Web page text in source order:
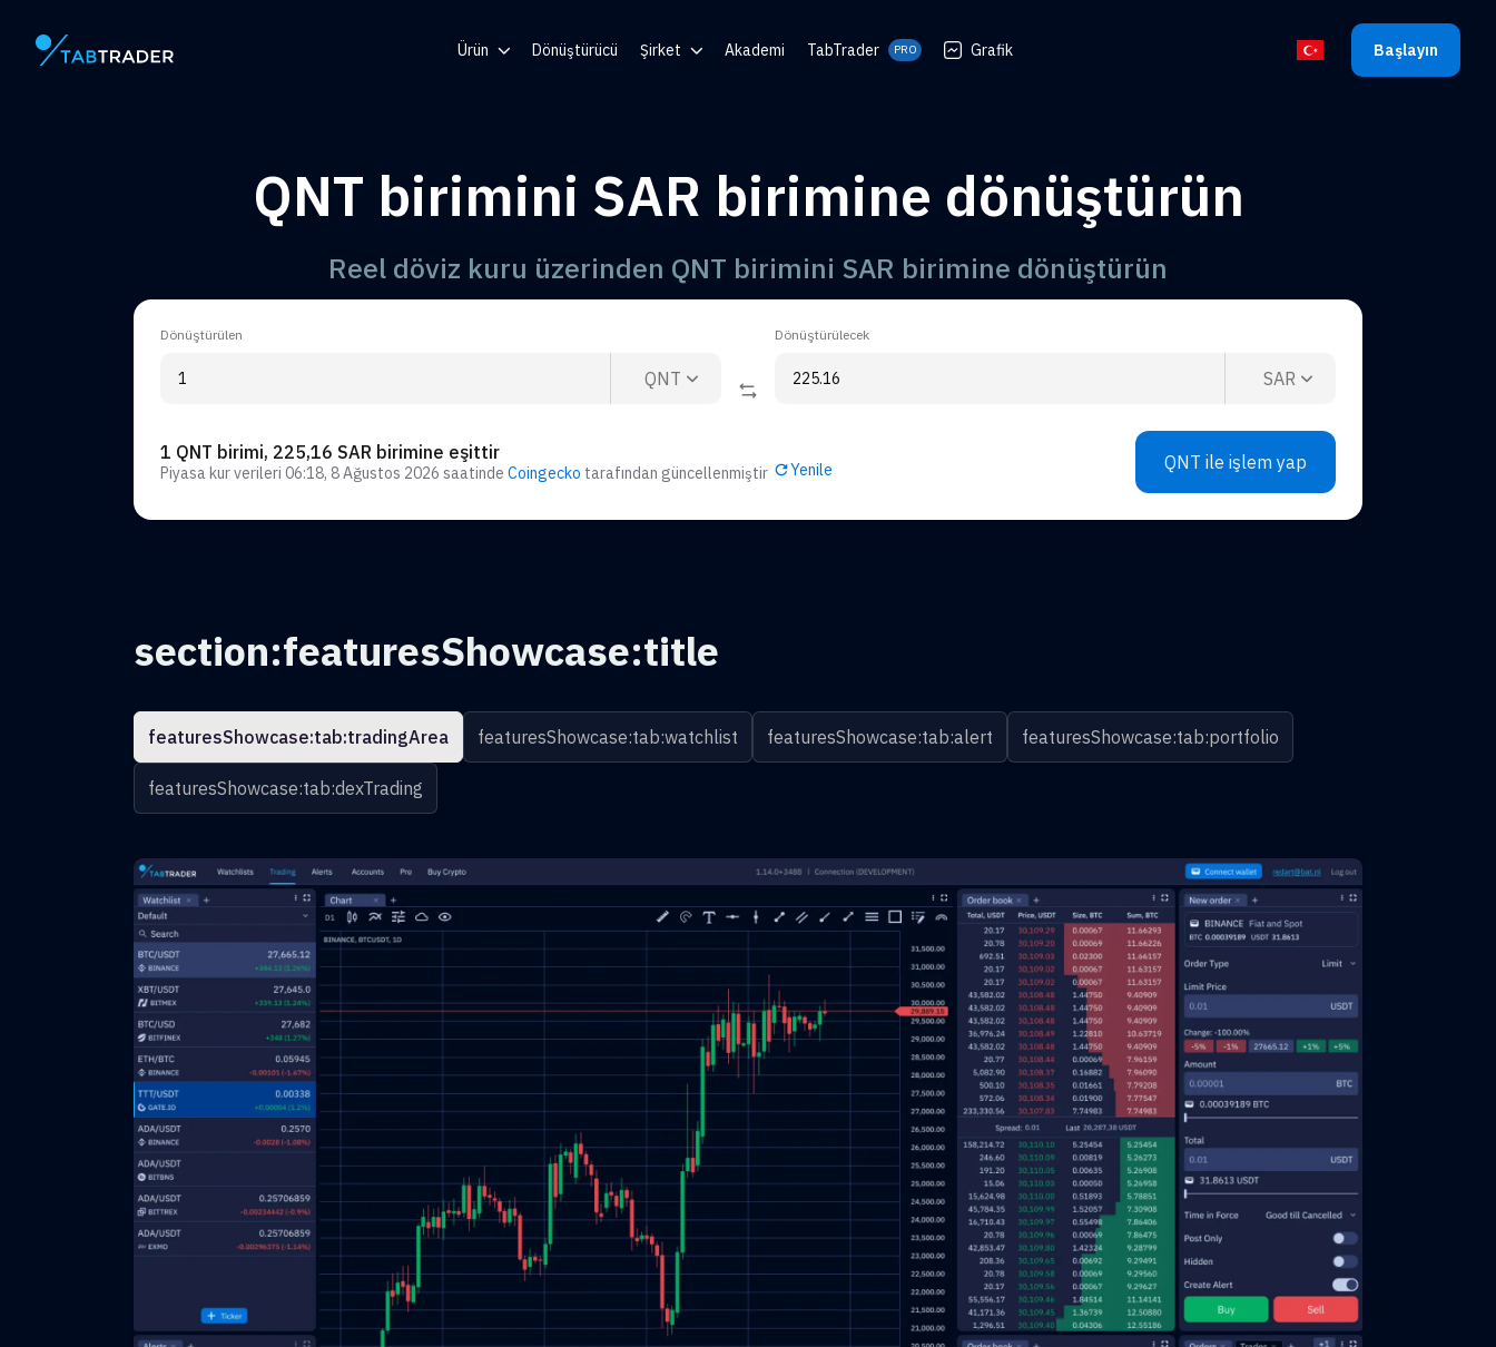
Ana Sayfa Ürün
QR Oluşturucu
Dönüştürücü Şirket Akademi TabTrader PRO Grafik Dili seçin Başlayın
QNT birimini SAR birimine dönüştürün
Reel döviz kuru üzerinden QNT birimini SAR birimine dönüştürün
Dönüştürülen
QNT
Dönüştürülecek
SAR
1 QNT birimi, 225,16 SAR birimine eşittir
Piyasa kur verileri 06:18, 8 Ağustos 2026 saatinde Coingecko tarafından güncellenmiştir Yenile QNT ile işlem yap
section:featuresShowcase:title
featuresShowcase:tab:tradingArea featuresShowcase:tab:watchlist featuresShowcase:tab:alert featuresShowcase:tab:portfolio
featuresShowcase:tab:dexTrading